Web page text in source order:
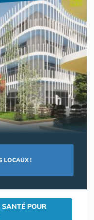
LOCAUX !
POUR